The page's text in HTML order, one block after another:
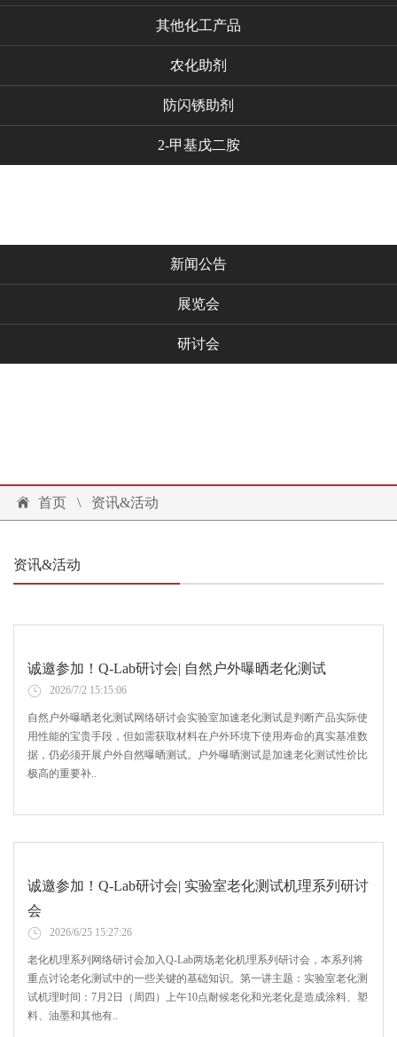
其他化工产品
农化助剂
防闪锈助剂
2-甲基戊二胺
新闻公告
展览会
研讨会
首页 \ 资讯&活动
资讯&活动
诚邀参加！Q-Lab研讨会| 自然户外曝晒老化测试
2026/7/2 15:15:06
自然户外曝晒老化测试网络研讨会实验室加速老化测试是判断产品实际使
用性能的宝贵手段，但如需获取材料在户外环境下使用寿命的真实基准数
据，仍必须开展户外自然曝晒测试。户外曝晒测试是加速老化测试性价比
极高的重要补..
诚邀参加！Q-Lab研讨会| 实验室老化测试机理系列研讨
会
2026/6/25 15:27:26
老化机理系列网络研讨会加入Q-Lab两场老化机理系列研讨会，本系列将
重点讨论老化测试中的一些关键的基础知识。第一讲主题：实验室老化测
试机理时间：7月2日（周四）上午10点耐候老化和光老化是造成涂料、塑
料、油墨和其他有..